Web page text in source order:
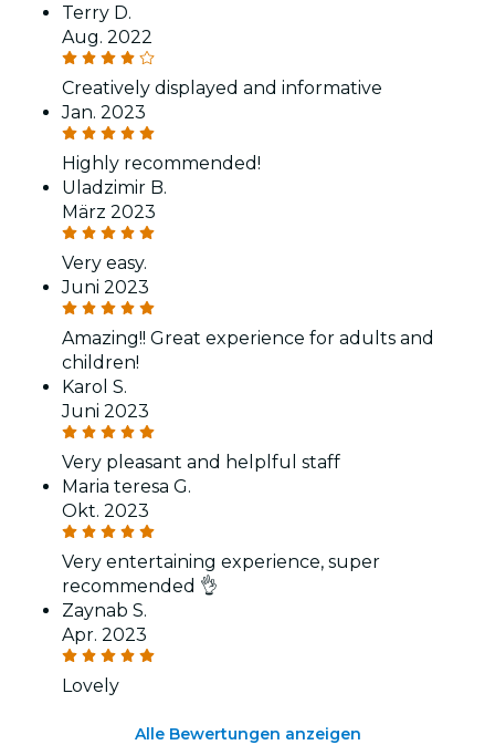
Terry D.
Aug. 2022
Creatively displayed and informative
Jan. 2023
Highly recommended!
Uladzimir B.
März 2023
Very easy.
Juni 2023
Amazing!! Great experience for adults and
children!
Karol S.
Juni 2023
Very pleasant and helplful staff
Maria teresa G.
Okt. 2023
Very entertaining experience, super
recommended 👌
Zaynab S.
Apr. 2023
Lovely
Alle Bewertungen anzeigen